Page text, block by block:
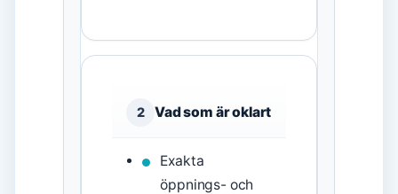
2 Vad som är oklart
Exakta
öppnings- och